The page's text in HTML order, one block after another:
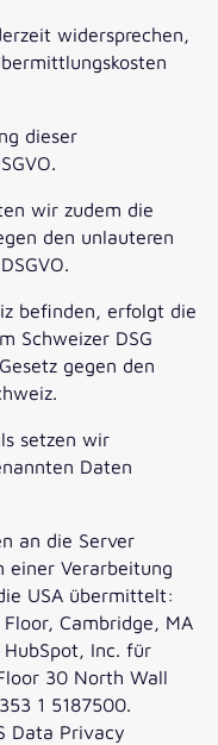
widersprechen,
dieser
wir zudem die
den unlauteren
befinden, erfolgt die
Schweizer DSG
gegen den
setzen wir
Daten
an die Server
einer Verarbeitung
USA übermittelt:
Cambridge, MA
HubSpot, Inc. für
30 North Wall
1 5187500.
Data Privacy